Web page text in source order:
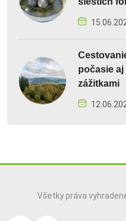
počasie aj
zážitkami
Všetky práva